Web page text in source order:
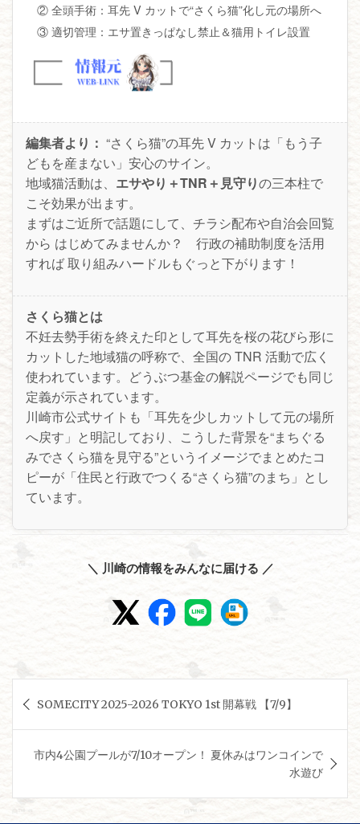
② 全頭手術：耳先 V カットで“さくら猫”化し元の場所へ
③ 適切管理：エサ置きっぱなし禁止＆猫用トイレ設置
編集者より： “さくら猫”の耳先 V カットは「もう子
どもを産まない」安心のサイン。
地域猫活動は、 エサやり＋TNR＋見守りの三本柱で
こそ効果が出ます。
まずはご近所で話題にして、チラシ配布や自治会回覧
から はじめてみませんか？ 行政の補助制度を活用
すれば 取り組みハードルもぐっと下がります！
さくら猫とは
不妊去勢手術を終えた印として耳先を桜の花びら形に
カットした地域猫の呼称で、全国の TNR 活動で広く
使われています。どうぶつ基金の解説ページでも同じ
定義が示されています。
川崎市公式サイトも「耳先を少しカットして元の場所
へ戻す」と明記しており、こうした背景を“まちぐる
みでさくら猫を見守る”というイメージでまとめたコ
ピーが「住民と行政でつくる“さくら猫”のまち」とし
ています。
＼ 川崎の情報をみんなに届ける ／
稿
ゲ
SOMECITY 2025-2026 TOKYO 1st 開幕戦 【7/9】
市内4公園プールが7/10オープン！ 夏休みはワンコインで
水遊び